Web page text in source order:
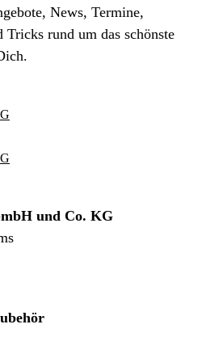
News, Termine,
rund um das schönste
und Co. KG